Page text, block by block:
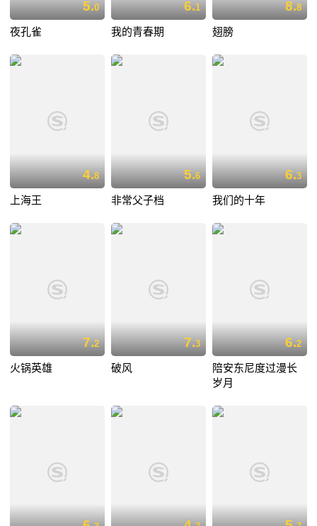
5.0
夜孔雀
6.1
我的青春期
8.8
翅膀
4.8
上海王
5.6
非常父子档
6.3
我们的十年
7.2
火锅英雄
7.3
破风
6.2
陪安东尼度过漫长
岁月